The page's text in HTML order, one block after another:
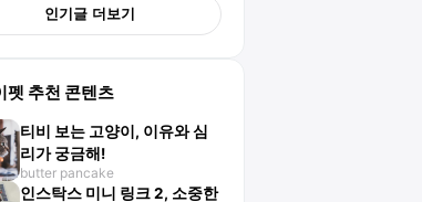
인기글 더보기
펫 추천 콘텐츠
티비 보는 고양이, 이유와 심
리가 궁금해!
butter pancake
인스탁스 미니 링크 2, 소중한